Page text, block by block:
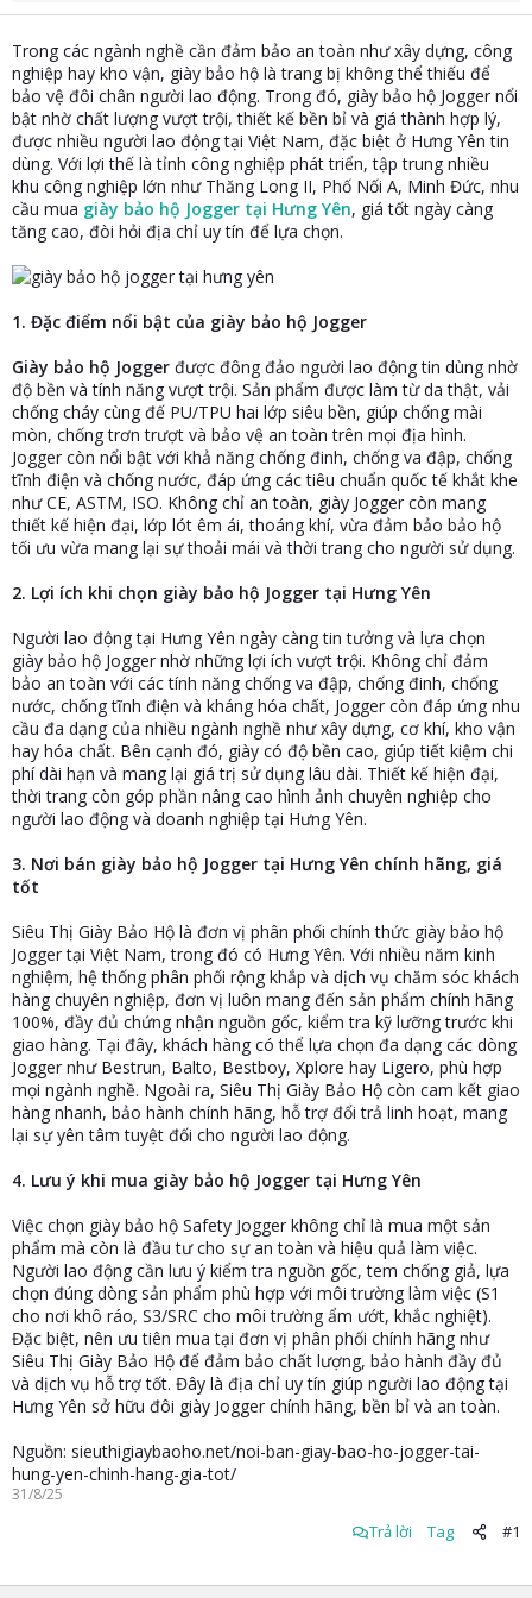
t
r
Trong các ngành nghề cần đảm bảo an toàn như xây dựng, công
nghiệp hay kho vận, giày bảo hộ là trang bị không thể thiếu để
bảo vệ đôi chân người lao động. Trong đó, giày bảo hộ Jogger nổi
bật nhờ chất lượng vượt trội, thiết kế bền bỉ và giá thành hợp lý,
được nhiều người lao động tại Việt Nam, đặc biệt ở Hưng Yên tin
dùng. Với lợi thế là tỉnh công nghiệp phát triển, tập trung nhiều
khu công nghiệp lớn như Thăng Long II, Phố Nối A, Minh Đức, nhu
cầu mua giày bảo hộ Jogger tại Hưng Yên, giá tốt ngày càng
tăng cao, đòi hỏi địa chỉ uy tín để lựa chọn.
1. Đặc điểm nổi bật của giày bảo hộ Jogger
Giày bảo hộ Jogger được đông đảo người lao động tin dùng nhờ
độ bền và tính năng vượt trội. Sản phẩm được làm từ da thật, vải
chống cháy cùng đế PU/TPU hai lớp siêu bền, giúp chống mài
mòn, chống trơn trượt và bảo vệ an toàn trên mọi địa hình.
Jogger còn nổi bật với khả năng chống đinh, chống va đập, chống
tĩnh điện và chống nước, đáp ứng các tiêu chuẩn quốc tế khắt khe
như CE, ASTM, ISO. Không chỉ an toàn, giày Jogger còn mang
thiết kế hiện đại, lớp lót êm ái, thoáng khí, vừa đảm bảo bảo hộ
tối ưu vừa mang lại sự thoải mái và thời trang cho người sử dụng.
2. Lợi ích khi chọn giày bảo hộ Jogger tại Hưng Yên
Người lao động tại Hưng Yên ngày càng tin tưởng và lựa chọn
giày bảo hộ Jogger nhờ những lợi ích vượt trội. Không chỉ đảm
bảo an toàn với các tính năng chống va đập, chống đinh, chống
nước, chống tĩnh điện và kháng hóa chất, Jogger còn đáp ứng nhu
cầu đa dạng của nhiều ngành nghề như xây dựng, cơ khí, kho vận
hay hóa chất. Bên cạnh đó, giày có độ bền cao, giúp tiết kiệm chi
phí dài hạn và mang lại giá trị sử dụng lâu dài. Thiết kế hiện đại,
thời trang còn góp phần nâng cao hình ảnh chuyên nghiệp cho
người lao động và doanh nghiệp tại Hưng Yên.
3. Nơi bán giày bảo hộ Jogger tại Hưng Yên chính hãng, giá
tốt
Siêu Thị Giày Bảo Hộ là đơn vị phân phối chính thức giày bảo hộ
Jogger tại Việt Nam, trong đó có Hưng Yên. Với nhiều năm kinh
nghiệm, hệ thống phân phối rộng khắp và dịch vụ chăm sóc khách
hàng chuyên nghiệp, đơn vị luôn mang đến sản phẩm chính hãng
100%, đầy đủ chứng nhận nguồn gốc, kiểm tra kỹ lưỡng trước khi
giao hàng. Tại đây, khách hàng có thể lựa chọn đa dạng các dòng
Jogger như Bestrun, Balto, Bestboy, Xplore hay Ligero, phù hợp
mọi ngành nghề. Ngoài ra, Siêu Thị Giày Bảo Hộ còn cam kết giao
hàng nhanh, bảo hành chính hãng, hỗ trợ đổi trả linh hoạt, mang
lại sự yên tâm tuyệt đối cho người lao động.
4. Lưu ý khi mua giày bảo hộ Jogger tại Hưng Yên
Việc chọn giày bảo hộ Safety Jogger không chỉ là mua một sản
phẩm mà còn là đầu tư cho sự an toàn và hiệu quả làm việc.
Người lao động cần lưu ý kiểm tra nguồn gốc, tem chống giả, lựa
chọn đúng dòng sản phẩm phù hợp với môi trường làm việc (S1
cho nơi khô ráo, S3/SRC cho môi trường ẩm ướt, khắc nghiệt).
Đặc biệt, nên ưu tiên mua tại đơn vị phân phối chính hãng như
Siêu Thị Giày Bảo Hộ để đảm bảo chất lượng, bảo hành đầy đủ
và dịch vụ hỗ trợ tốt. Đây là địa chỉ uy tín giúp người lao động tại
Hưng Yên sở hữu đôi giày Jogger chính hãng, bền bỉ và an toàn.
Nguồn: sieuthigiaybaoho.net/noi-ban-giay-bao-ho-jogger-tai-
hung-yen-chinh-hang-gia-tot/
31/8/25
Trả lời Tag #1